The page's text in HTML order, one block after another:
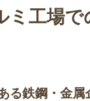
ミ工場
る鉄鋼・金属